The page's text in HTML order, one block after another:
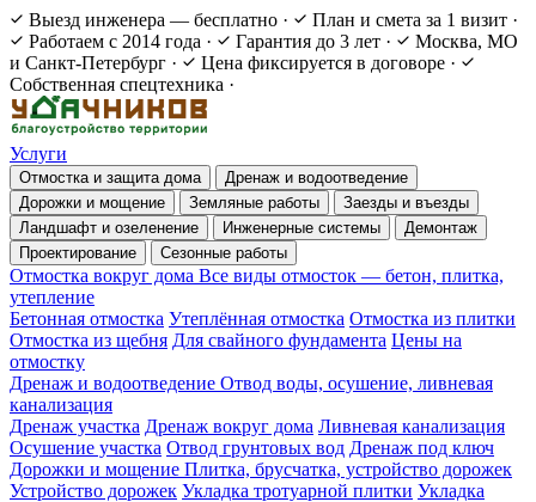
Выезд инженера — бесплатно · План и смета за 1 визит ·
Работаем с 2014 года · Гарантия до 3 лет ·
Москва, МО
и Санкт-Петербург · Цена фиксируется в договоре ·
Собственная спецтехника ·
Услуги
Отмостка и защита дома
Дренаж и водоотведение
Дорожки и мощение
Земляные работы
Заезды и въезды
Ландшафт и озеленение
Инженерные системы
Демонтаж
Проектирование
Сезонные работы
Отмостка вокруг дома Все виды отмосток — бетон, плитка,
утепление
Бетонная отмостка Утеплённая отмостка Отмостка из плитки
Отмостка из щебня Для свайного фундамента Цены на
отмостку
Дренаж и водоотведение Отвод воды, осушение, ливневая
канализация
Дренаж участка Дренаж вокруг дома Ливневая канализация
Осушение участка Отвод грунтовых вод Дренаж под ключ
Дорожки и мощение Плитка, брусчатка, устройство дорожек
Устройство дорожек Укладка тротуарной плитки Укладка